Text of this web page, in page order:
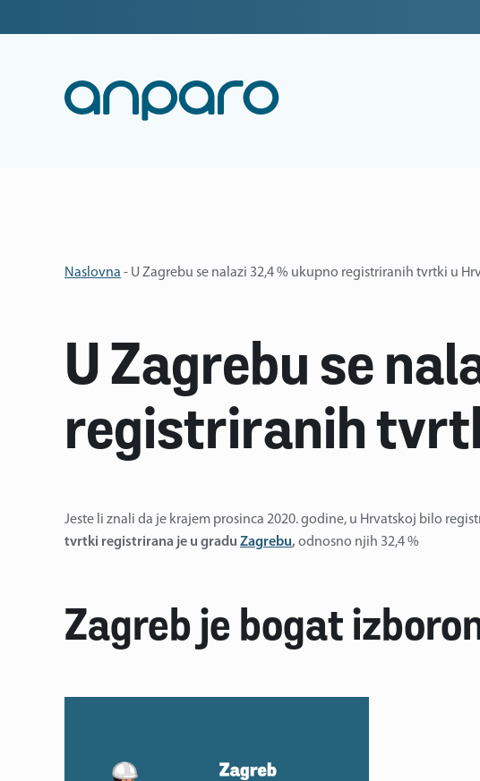
Naslovna - U Zagrebu se nalazi 32,4 % ukupno registriranih tvrtki u
U Zagrebu se
registriranih
Jeste li znali da je krajem prosinca 2020. godine, u Hrvatskoj bilo
tvrtki registrirana je u gradu Zagrebu, odnosno njih 32,4 %
Zagreb je bogat